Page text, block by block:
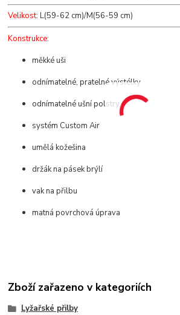
Velikost: L(59-62 cm)/M(56-59 cm)
Konstrukce:
měkké uši
odnímatelné, pratelné výstélky
odnímatelné ušní polstry
systém Custom Air
umělá kožešina
držák na pásek brýlí
vak na přilbu
matná povrchová úprava
Zboží zařazeno v kategoriích
Lyžařské přilby